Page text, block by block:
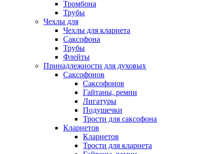
Тромбона
Трубы
Чехлы для
Чехлы для кларнета
Саксофона
Трубы
Флейты
Принадлежности для духовых
Саксофонов
Саксофонов
Гайтаны, ремни
Лигатуры
Подушечки
Трости для саксофона
Кларнетов
Кларнетов
Трости для кларнета